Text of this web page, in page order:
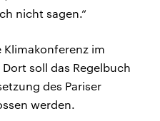
nicht sagen.“
im
soll das Regelbuch
des Pariser
werden.